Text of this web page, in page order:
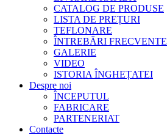
CATALOG DE PRODUSE
LISTA DE PREȚURI
TEFLONARE
ÎNTREBĂRI FRECVENTE
GALERIE
VIDEO
ISTORIA ÎNGHEȚATEI
Despre noi
ÎNCEPUTUL
FABRICARE
PARTENERIAT
Contacte